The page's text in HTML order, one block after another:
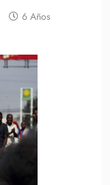
6 Años